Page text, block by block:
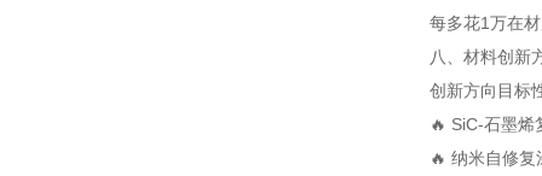
每多花1万在
八、材料创
创新方向 目标
🔥 SiC-石墨烯
🔥 纳米自修复